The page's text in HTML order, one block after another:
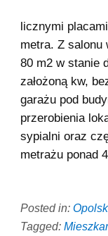
licznymi
metra. Z salonu
80 m2 w stanie
założoną kw,
garażu pod
przerobienia
sypialni oraz
metrażu ponad
Posted in:
Tagged: